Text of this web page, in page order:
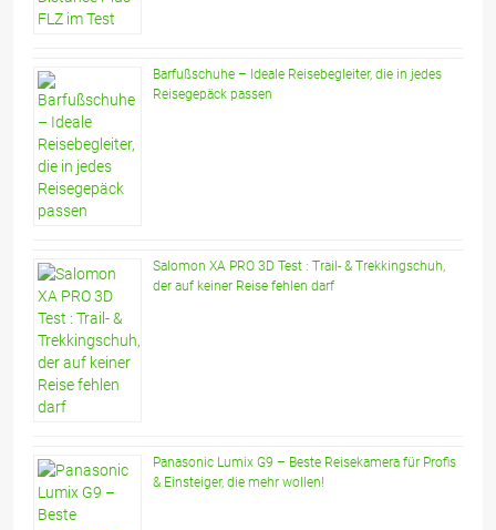
Barfußschuhe – Ideale Reisebegleiter, die in jedes
Reisegepäck passen
Salomon XA PRO 3D Test : Trail- & Trekkingschuh,
der auf keiner Reise fehlen darf
Panasonic Lumix G9 – Beste Reisekamera für Profis
& Einsteiger, die mehr wollen!